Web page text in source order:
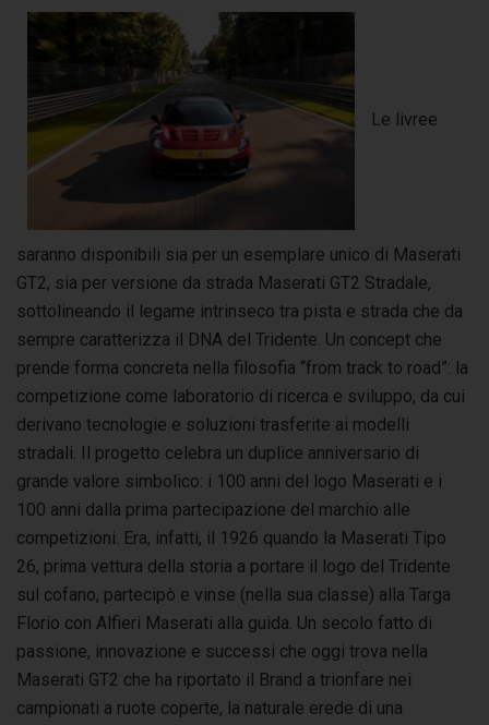
Le livree
saranno disponibili sia per un esemplare unico di Maserati
GT2, sia per versione da strada Maserati GT2 Stradale,
sottolineando il legame intrinseco tra pista e strada che da
sempre caratterizza il DNA del Tridente. Un concept che
prende forma concreta nella filosofia “from track to road”: la
competizione come laboratorio di ricerca e sviluppo, da cui
derivano tecnologie e soluzioni trasferite ai modelli
stradali. Il progetto celebra un duplice anniversario di
grande valore simbolico: i 100 anni del logo Maserati e i
100 anni dalla prima partecipazione del marchio alle
competizioni. Era, infatti, il 1926 quando la Maserati Tipo
26, prima vettura della storia a portare il logo del Tridente
sul cofano, partecipò e vinse (nella sua classe) alla Targa
Florio con Alfieri Maserati alla guida. Un secolo fatto di
passione, innovazione e successi che oggi trova nella
Maserati GT2 che ha riportato il Brand a trionfare nei
campionati a ruote coperte, la naturale erede di una